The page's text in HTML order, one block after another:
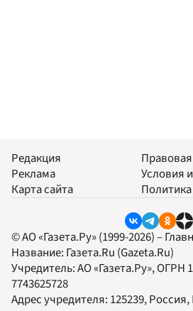
Редакция
Реклама
Карта сайта
Условия
© АО «Газета.Ру» (1999-2026) –
Название: Газета.Ru (Gazeta.Ru)
Учредитель:АО «Газета.Ру», ОГРН
7743625728
Адрес учредителя: 125239,